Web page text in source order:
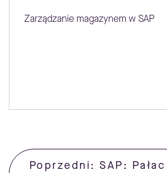
Zarządzanie magazynem w SAP
Poprzedni: SAP: